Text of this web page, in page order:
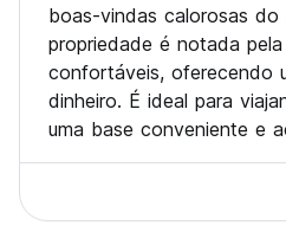
boas-vindas calorosas do
propriedade é notada
confortáveis, oferecendo
dinheiro. É ideal para
uma base conveniente e